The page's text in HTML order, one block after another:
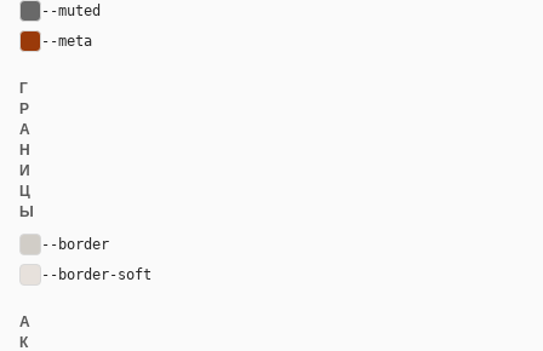
--muted
--meta
Г
Р
А
Н
И
Ц
Ы
--border
--border-soft
А
К